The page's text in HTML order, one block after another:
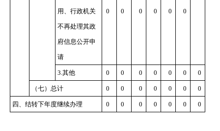
用、行政机关
不再处理其政
府信息公开申
请
0 0 0 0 0 0
3.其他 0 0 0 0 0 0 0
（七）总计 0 0 0 0 0 0 0
四、结转下年度继续办理 0 0 0 0 0 0 0